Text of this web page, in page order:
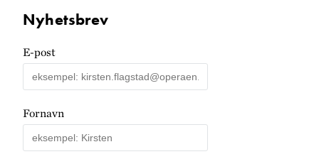
Nyhetsbrev
E-post
Fornavn